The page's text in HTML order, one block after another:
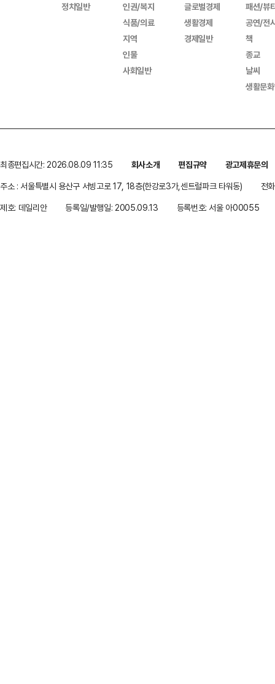
정치일반
인권/복지
식품/의료
지역
인물
사회일반
글로벌경제
생활경제
경제일반
패션/뷰
공연/전
책
종교
날씨
생활문
최종편집시간: 2026.08.09 11:35 회사소개 편집규약
광고제휴문의
주소 : 서울특별시 용산구 서빙고로 17, 18층(한강로3가,센트럴파크 타워동)
전
제호: 데일리안
등록일/발행일: 2005.09.13 등록번호: 서울 아00055